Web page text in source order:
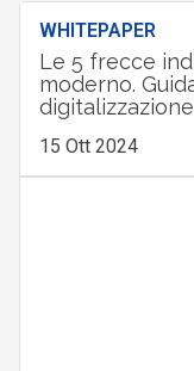
WHITEPAPER
Le 5 frecce
moderno.
15 Ott 2024